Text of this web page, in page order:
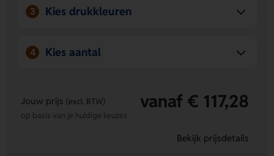
3 Kies drukkleuren
4 Kies aantal
Jouw prijs (excl. BTW) vanaf € 117,28
op basis van je huidige keuzes
Bekijk prijsdetails